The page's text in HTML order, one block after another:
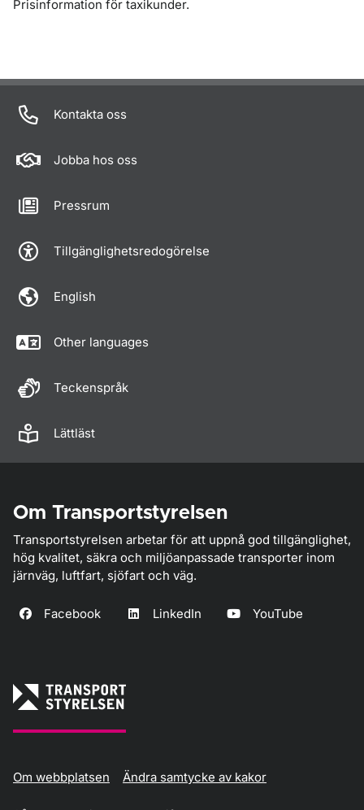
Prisinformation för taxikunder.
Kontakta oss
Jobba hos oss
Pressrum
Tillgänglighetsredogörelse
English
Other languages
Teckenspråk
Lättläst
Om Transportstyrelsen
Transportstyrelsen arbetar för att uppnå god tillgänglighet,
hög kvalitet, säkra och miljöanpassade transporter inom
järnväg, luftfart, sjöfart och väg.
Facebook LinkedIn YouTube
Om webbplatsen Ändra samtycke av kakor